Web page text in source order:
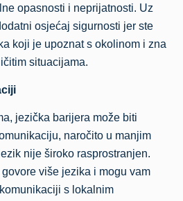
opasnosti i neprijatnosti. Uz
osjećaj sigurnosti jer ste
koji je upoznat s okolinom i zna
situacijama.
jezička barijera može biti
naročito u manjim
nije široko rasprostranjen.
više jezika i mogu vam
s lokalnim